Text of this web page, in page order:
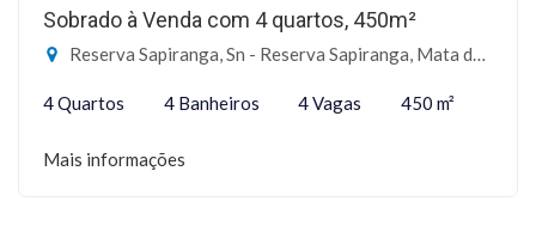
Sobrado à Venda com 4 quartos, 450m²
Reserva Sapiranga, Sn - Reserva Sapiranga, Mata de São João-BA
4 Quartos 4 Banheiros 4 Vagas 450 m²
Mais informações